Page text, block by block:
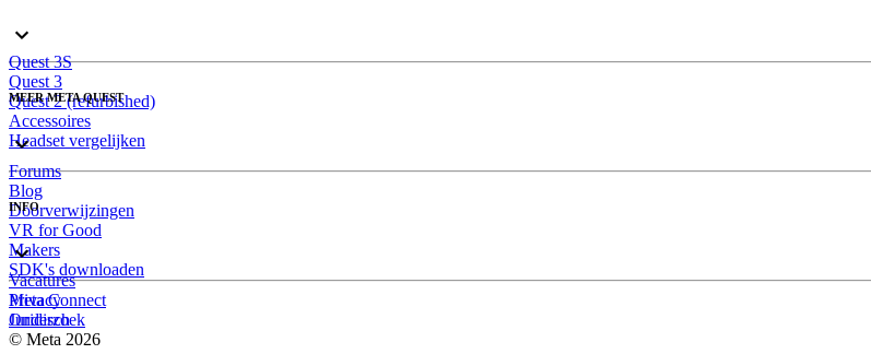
Quest 3S
Quest 3
Quest 2 (refurbished)
Accessoires
Headset vergelijken
MEER META QUEST
Forums
Blog
Doorverwijzingen
VR for Good
Makers
SDK's downloaden
INFO
Vacatures
Meta Connect
Onderzoek
Privacy
Juridisch
© Meta 2026